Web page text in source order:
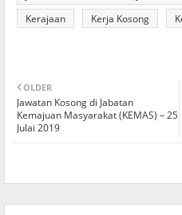
2020
Kerajaan Kerja Kosong
OLDER
Jawatan Kosong di Jabatan
Kemajuan Masyarakat (KEMAS) – 25
Julai 2019